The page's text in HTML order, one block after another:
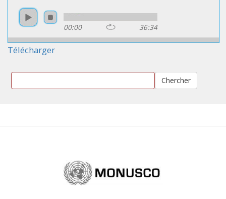
00:00 36:34
Télécharger
Chercher